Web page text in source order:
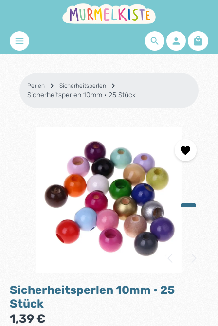
Zum Hauptinhalt springen
Perlen Sicherheitsperlen
Sicherheitsperlen 10mm • 25 Stück
Sicherheitsperlen 10mm • 25
Stück
Regulärer Preis:
1,39 €